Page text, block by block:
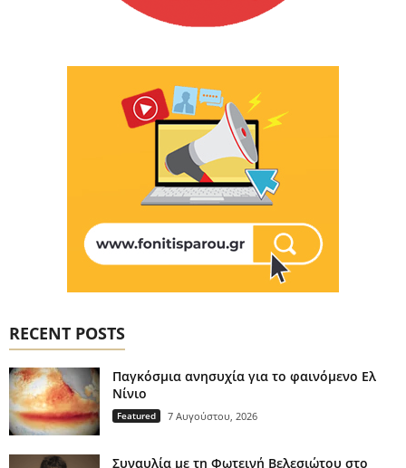
RECENT POSTS
Παγκόσμια ανησυχία για το φαινόμενο Ελ
Νίνιο
Featured 7 Αυγούστου, 2026
Συναυλία με τη Φωτεινή Βελεσιώτου στο